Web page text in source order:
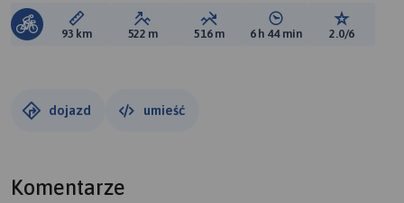
Długość trasy:
93 km Suma przewyższeń:
522 m Suma spadków:
516 m Średni czas potrzebny
6 h 44 min Ocena
2.0/6
dojazd umieść
Komentarze